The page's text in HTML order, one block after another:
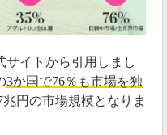
状況ですが、ホルダー
げる仮想通貨最新情報
23, 2020
サイトから引用しまし
3か国で76％も市場を独
円の市場規模となりま